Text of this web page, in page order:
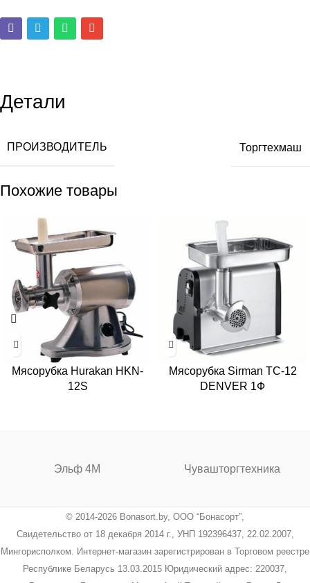
Детали
ПРОИЗВОДИТЕЛЬ Торгтехмаш
Похожие товары
Мясорубка Hurakan HKN-
12S
Мясорубка Sirman TC-12
DENVER 1Ф
Эльф 4М Чувашторгтехника
© 2014-2026 Bonasort.by, ООО “Бонасорт”,
Свидетельство от 18 декабря 2014 г., УНП 192396437, 22.02.2007,
Мингорисполком. Интернет-магазин зарегистрирован в Торговом реестре
Республике Беларусь 13.03.2015 Юридический адрес: 220037,